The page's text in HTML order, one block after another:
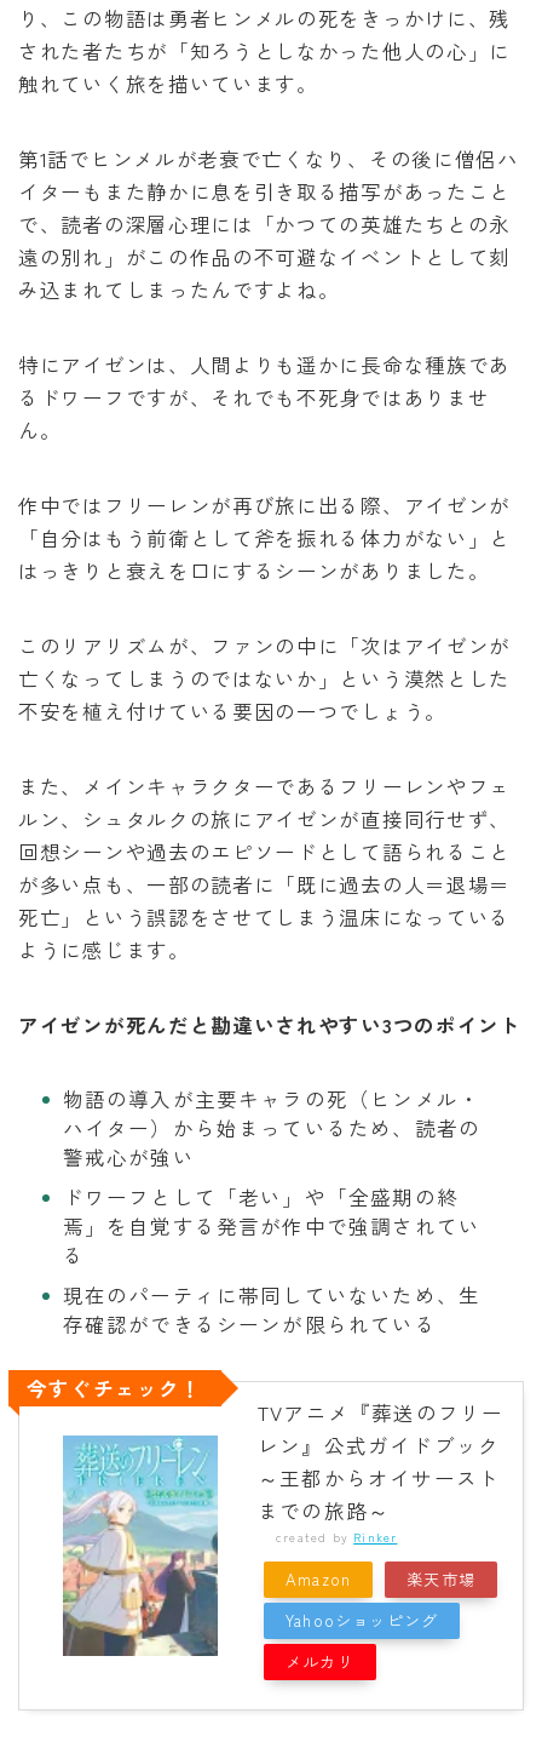
り、この物語は勇者ヒンメルの死をきっかけに、残
された者たちが「知ろうとしなかった他人の心」に
触れていく旅を描いています。
第1話でヒンメルが老衰で亡くなり、その後に僧侶ハ
イターもまた静かに息を引き取る描写があったこと
で、読者の深層心理には「かつての英雄たちとの永
遠の別れ」がこの作品の不可避なイベントとして刻
み込まれてしまったんですよね。
特にアイゼンは、人間よりも遥かに長命な種族であ
るドワーフですが、それでも不死身ではありませ
ん。
作中ではフリーレンが再び旅に出る際、アイゼンが
「自分はもう前衛として斧を振れる体力がない」と
はっきりと衰えを口にするシーンがありました。
このリアリズムが、ファンの中に「次はアイゼンが
亡くなってしまうのではないか」という漠然とした
不安を植え付けている要因の一つでしょう。
また、メインキャラクターであるフリーレンやフェ
ルン、シュタルクの旅にアイゼンが直接同行せず、
回想シーンや過去のエピソードとして語られること
が多い点も、一部の読者に「既に過去の人＝退場＝
死亡」という誤認をさせてしまう温床になっている
ように感じます。
アイゼンが死んだと勘違いされやすい3つのポイント
物語の導入が主要キャラの死（ヒンメル・
ハイター）から始まっているため、読者の
警戒心が強い
ドワーフとして「老い」や「全盛期の終
焉」を自覚する発言が作中で強調されてい
る
現在のパーティに帯同していないため、生
存確認ができるシーンが限られている
TVアニメ『葬送のフリー
レン』公式ガイドブック
～王都からオイサースト
までの旅路～
created by Rinker
Amazon
楽天市場
Yahooショッピング
メルカリ
今すぐチェック！